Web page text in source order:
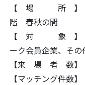
【 場 所 】 リ
階 春秋の間
【 対 象 】 京
ーク会員企業、そ
【来 場 者 数】
【マッチング件数】